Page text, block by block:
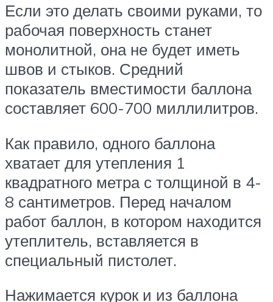
Если это делать своими руками, то
рабочая поверхность станет
монолитной, она не будет иметь
швов и стыков. Средний
показатель вместимости баллона
составляет 600-700 миллилитров.
Как правило, одного баллона
хватает для утепления 1
квадратного метра с толщиной в 4-
8 сантиметров. Перед началом
работ баллон, в котором находится
утеплитель, вставляется в
специальный пистолет.
Нажимается курок и из баллона